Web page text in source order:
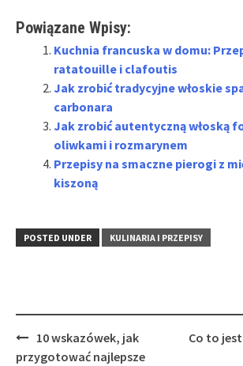
Powiązane Wpisy:
Kuchnia francuska w domu:
ratatouille i clafoutis
Jak zrobić tradycyjne włoskie
carbonara
Jak zrobić autentyczną włoską
oliwkami i rozmarynem
Przepisy na smaczne pierogi z
kiszoną
POSTED UNDER KULINARIA I PRZEPISY
Post
navigation
10 wskazówek, jak
przygotować najlepsze
Co to